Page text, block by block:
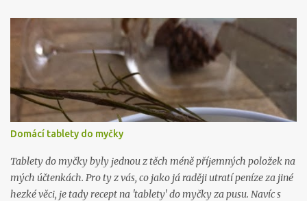
zkuste ji. Je řecky božská. Budete potřebovat: 1 litr kvalitního
plnotučného mléka 1 kelímek kvalitního bílého jogurtu (nic
nezkazíte když bude bio) plátýnko Mléko nalijte do hrnce a
ohřejte na 40 stupňů. Přidejte jogurt a promíchjte. Směs přelijte do
velké sklenice (je dobré ji pořádně umýt, nejlépe i vyvařit) s
uzavíratelným hrdlem a nechte při pokojové teplotě pracovat. Za
12 hodin nalijte jogurt do plátýnka vytlačte co nejvíc tekutiny.
Hustota řeckého jogurtu připomíná hustotu zakysané smetany.
Poté uložte do lednice nejlépe do kabiček nebo skleniček vhodných
k uskla...
Domácí tablety do myčky
Tablety do myčky byly jednou z těch méně příjemných položek na
mých účtenkách. Pro ty z vás, co jako já raději utratí peníze za jiné
hezké věci, je tady recept na 'tablety' do myčky za pusu. Navíc s